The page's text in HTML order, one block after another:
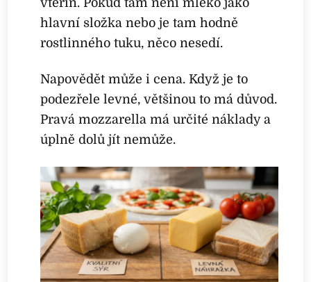
vteřin. Pokud tam není mléko jako
hlavní složka nebo je tam hodně
rostlinného tuku, něco nesedí.
Napovědět může i cena. Když je to
podezřele levné, většinou to má důvod.
Pravá mozzarella má určité náklady a
úplně dolů jít nemůže.